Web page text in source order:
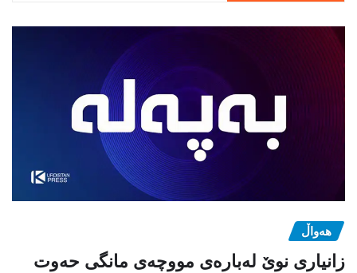
هەواڵ
زانیاری نوێ لەبارەی مووچەی مانگی حەوت